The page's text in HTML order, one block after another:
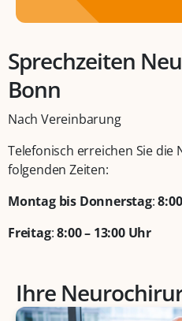
Sprechzeiten
Bonn
Nach Vereinbarung
Telefonisch erreichen Sie die
folgenden Zeiten:
Montag bis Donnerstag:
Freitag:8:00 – 13:00 Uhr
Ihre